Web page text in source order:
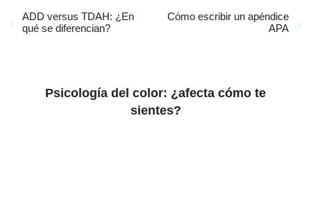
ADD versus TDAH: ¿En
qué se diferencian?
Cómo escribir un apéndice
APA
Psicología del color: ¿afecta cómo te
sientes?